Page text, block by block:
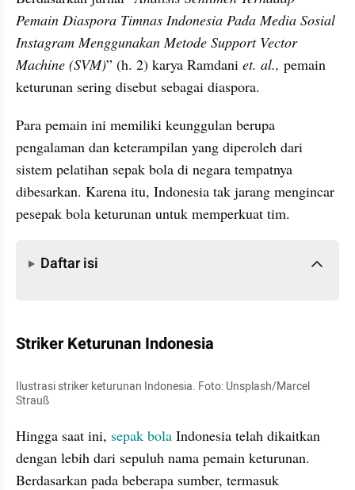
Pemain Diaspora Timnas Indonesia Pada Media Sosial
Instagram Menggunakan Metode Support Vector
Machine (SVM)” (h. 2) karya Ramdani et. al., pemain
keturunan sering disebut sebagai diaspora.
Para pemain ini memiliki keunggulan berupa
pengalaman dan keterampilan yang diperoleh dari
sistem pelatihan sepak bola di negara tempatnya
dibesarkan. Karena itu, Indonesia tak jarang mengincar
pesepak bola keturunan untuk memperkuat tim.
Daftar isi
Striker Keturunan Indonesia
Ilustrasi striker keturunan Indonesia. Foto: Unsplash/Marcel
Strauß
Hingga saat ini, sepak bola Indonesia telah dikaitkan
dengan lebih dari sepuluh nama pemain keturunan.
Berdasarkan pada beberapa sumber, termasuk